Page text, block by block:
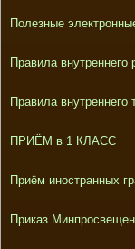
Полезные
Правила
Правила внутреннего
ПРИЁМ в 1 КЛАСС
Приём иностранных
Приказ